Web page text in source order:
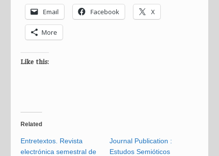
Email Facebook X
More
Like this:
Related
Entretextos. Revista
electrónica semestral de
Journal Publication :
Estudos Semióticos